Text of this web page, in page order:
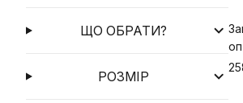
ЩО ОБРАТИ?
РОЗМІР